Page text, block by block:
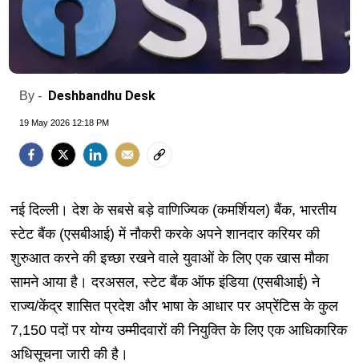
By - Deshbandhu Desk
19 May 2026 12:18 PM
नई दिल्ली। देश के सबसे बड़े वाणिज्यिक (कमर्शियल) बैंक, भारतीय
स्टेट बैंक (एसबीआई) में नौकरी करके अपने शानदार करियर की
शुरुआत करने की इच्छा रखने वाले युवाओं के लिए एक खास मौका
सामने आया है। दरअसल, स्टेट बैंक ऑफ इंडिया (एसबीआई) ने
राज्य/केंद्र शासित प्रदेश और भाषा के आधार पर अप्रेंटिस के कुल
7,150 पदों पर योग्य उम्मीदवारों की नियुक्ति के लिए एक आधिकारिक
अधिसूचना जारी की है।